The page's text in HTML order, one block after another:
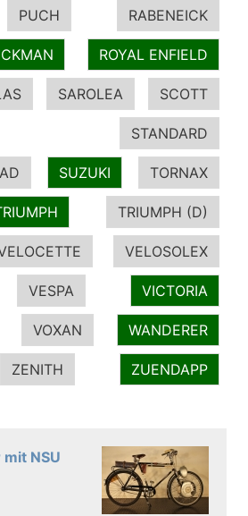
PUCH RABENEICK
ROYAL ENFIELD
SAROLEA SCOTT
STANDARD
SUZUKI TORNAX
TRIUMPH (D)
VELOSOLEX
VESPA VICTORIA
VOXAN WANDERER
ZENITH ZUENDAPP
NSU